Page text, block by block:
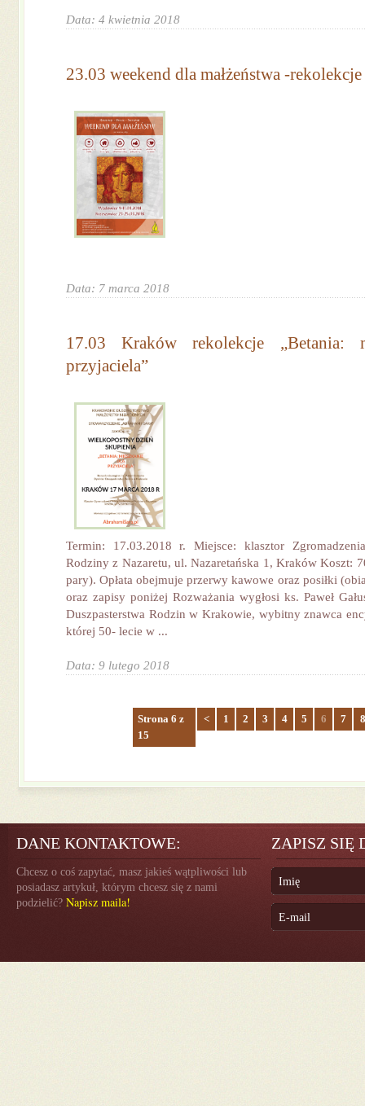
Data: 4 kwietnia 2018
23.03 weekend dla małżeństwa -
Data: 7 marca 2018
17.03 Kraków rekolekcje „Betania:
przyjaciela”
Termin: 17.03.2018 r. Miejsce: klasztor
Rodziny z Nazaretu, ul. Nazaretańska 1, Kraków Koszt:
pary). Opłata obejmuje przerwy kawowe oraz posiłki
oraz zapisy poniżej Rozważania wygłosi ks. Paweł
Duszpasterstwa Rodzin w Krakowie, wybitny znawca
której 50- lecie w ...
Data: 9 lutego 2018
Strona 6 z
15
< 1 2 3 4 5 6 7 8
DANE KONTAKTOWE:
Chcesz o coś zapytać, masz jakieś wątpliwości lub
posiadasz artykuł, którym chcesz się z nami
podzielić? Napisz maila!
ZAPISZ SIĘ